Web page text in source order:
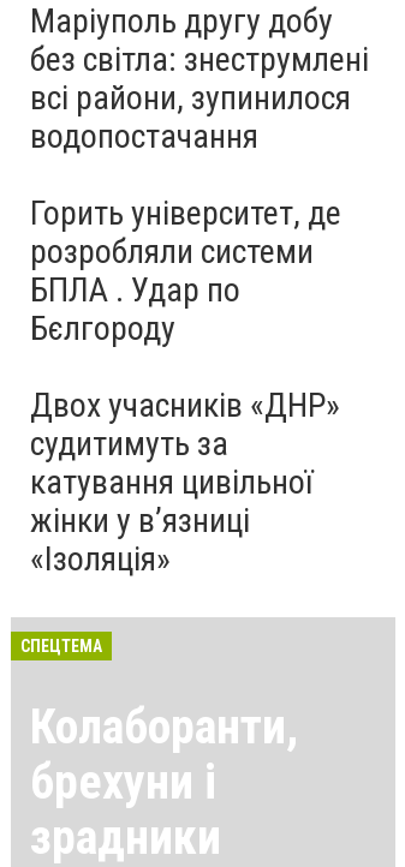
Маріуполь другу добу
без світла: знеструмлені
всі райони, зупинилося
водопостачання
Горить університет, де
розробляли системи
БПЛА . Удар по
Бєлгороду
Двох учасників «ДНР»
судитимуть за
катування цивільної
жінки у в’язниці
«Ізоляція»
СПЕЦТЕМА
Колаборанти,
брехуни і
зрадники